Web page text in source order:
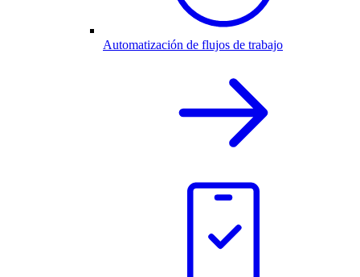
Automatización de flujos de trabajo